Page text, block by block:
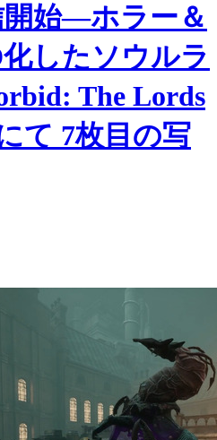
開始―ホラー＆
したソウルラ
The Lords
て 7枚目の写